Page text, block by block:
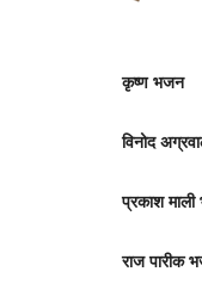
कृष्ण भजन
विनोद
प्रकाश
राज पारीक